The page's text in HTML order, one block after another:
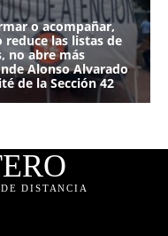
DISTANCIA